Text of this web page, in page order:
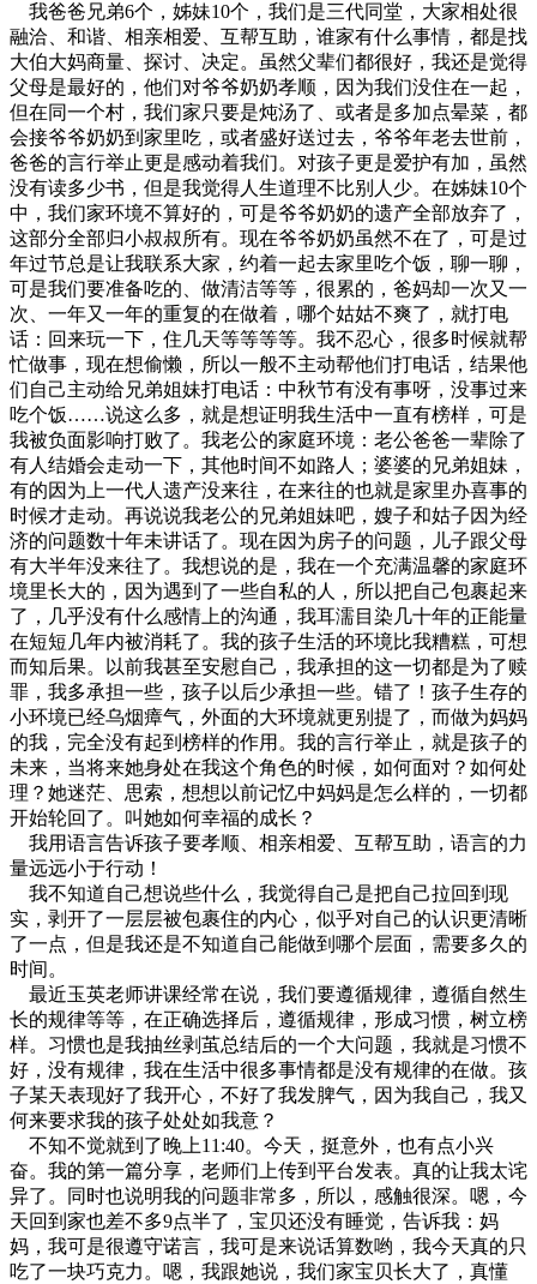
我爸爸兄弟6个，姊妹10个，我们是三代同堂，大家相处很
融洽、和谐、相亲相爱、互帮互助，谁家有什么事情，都是找
大伯大妈商量、探讨、决定。虽然父辈们都很好，我还是觉得
父母是最好的，他们对爷爷奶奶孝顺，因为我们没住在一起，
但在同一个村，我们家只要是炖汤了、或者是多加点晕菜，都
会接爷爷奶奶到家里吃，或者盛好送过去，爷爷年老去世前，
爸爸的言行举止更是感动着我们。对孩子更是爱护有加，虽然
没有读多少书，但是我觉得人生道理不比别人少。在姊妹10个
中，我们家环境不算好的，可是爷爷奶奶的遗产全部放弃了，
这部分全部归小叔叔所有。现在爷爷奶奶虽然不在了，可是过
年过节总是让我联系大家，约着一起去家里吃个饭，聊一聊，
可是我们要准备吃的、做清洁等等，很累的，爸妈却一次又一
次、一年又一年的重复的在做着，哪个姑姑不爽了，就打电
话：回来玩一下，住几天等等等等。我不忍心，很多时候就帮
忙做事，现在想偷懒，所以一般不主动帮他们打电话，结果他
们自己主动给兄弟姐妹打电话：中秋节有没有事呀，没事过来
吃个饭……说这么多，就是想证明我生活中一直有榜样，可是
我被负面影响打败了。我老公的家庭环境：老公爸爸一辈除了
有人结婚会走动一下，其他时间不如路人；婆婆的兄弟姐妹，
有的因为上一代人遗产没来往，在来往的也就是家里办喜事的
时候才走动。再说说我老公的兄弟姐妹吧，嫂子和姑子因为经
济的问题数十年未讲话了。现在因为房子的问题，儿子跟父母
有大半年没来往了。我想说的是，我在一个充满温馨的家庭环
境里长大的，因为遇到了一些自私的人，所以把自己包裹起来
了，几乎没有什么感情上的沟通，我耳濡目染几十年的正能量
在短短几年内被消耗了。我的孩子生活的环境比我糟糕，可想
而知后果。以前我甚至安慰自己，我承担的这一切都是为了赎
罪，我多承担一些，孩子以后少承担一些。错了！孩子生存的
小环境已经乌烟瘴气，外面的大环境就更别提了，而做为妈妈
的我，完全没有起到榜样的作用。我的言行举止，就是孩子的
未来，当将来她身处在我这个角色的时候，如何面对？如何处
理？她迷茫、思索，想想以前记忆中妈妈是怎么样的，一切都
开始轮回了。叫她如何幸福的成长？
我用语言告诉孩子要孝顺、相亲相爱、互帮互助，语言的力
量远远小于行动！
我不知道自己想说些什么，我觉得自己是把自己拉回到现
实，剥开了一层层被包裹住的内心，似乎对自己的认识更清晰
了一点，但是我还是不知道自己能做到哪个层面，需要多久的
时间。
最近玉英老师讲课经常在说，我们要遵循规律，遵循自然生
长的规律等等，在正确选择后，遵循规律，形成习惯，树立榜
样。习惯也是我抽丝剥茧总结后的一个大问题，我就是习惯不
好，没有规律，我在生活中很多事情都是没有规律的在做。孩
子某天表现好了我开心，不好了我发脾气，因为我自己，我又
何来要求我的孩子处处如我意？
不知不觉就到了晚上11:40。今天，挺意外，也有点小兴
奋。我的第一篇分享，老师们上传到平台发表。真的让我太诧
异了。同时也说明我的问题非常多，所以，感触很深。嗯，今
天回到家也差不多9点半了，宝贝还没有睡觉，告诉我：妈
妈，我可是很遵守诺言，我可是来说话算数哟，我今天真的只
吃了一块巧克力。嗯，我跟她说，我们家宝贝长大了，真懂